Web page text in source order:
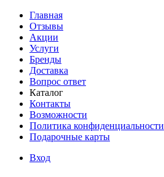
Главная
Отзывы
Акции
Услуги
Бренды
Доставка
Вопрос ответ
Каталог
Контакты
Возможности
Политика конфиденциальности
Подарочные карты
Вход